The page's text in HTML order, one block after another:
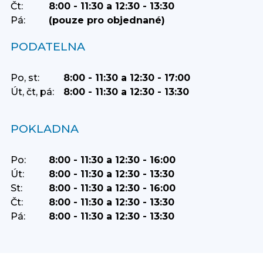
Čt:
8:00 - 11:30 a 12:30 - 13:30
Pá:
(pouze pro objednané)
PODATELNA
Po, st:
8:00 - 11:30 a 12:30 - 17:00
Út, čt, pá:
8:00 - 11:30 a 12:30 - 13:30
POKLADNA
Po:
8:00 - 11:30 a 12:30 - 16:00
Út:
8:00 - 11:30 a 12:30 - 13:30
St:
8:00 - 11:30 a 12:30 - 16:00
Čt:
8:00 - 11:30 a 12:30 - 13:30
Pá:
8:00 - 11:30 a 12:30 - 13:30